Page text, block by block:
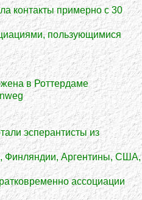
контакты примерно с 30
пользующимися
в Роттердаме
эсперантисты из
Финляндии, Аргентины, США,
ассоциации